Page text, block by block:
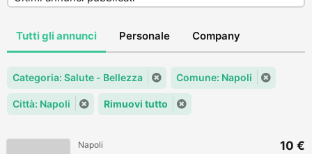
Tutti gli annunci Personale Company
Categoria: Salute - Bellezza Comune: Napoli
Città: Napoli Rimuovi tutto
Napoli 10 €